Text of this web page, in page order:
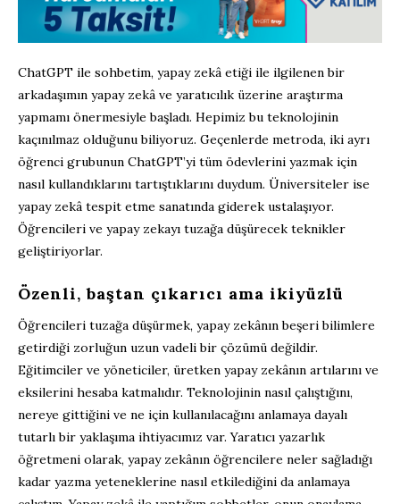
ChatGPT ile sohbetim, yapay zekâ etiği ile ilgilenen bir
arkadaşımın yapay zekâ ve yaratıcılık üzerine araştırma
yapmamı önermesiyle başladı. Hepimiz bu teknolojinin
kaçınılmaz olduğunu biliyoruz. Geçenlerde metroda, iki ayrı
öğrenci grubunun ChatGPT’yi tüm ödevlerini yazmak için
nasıl kullandıklarını tartıştıklarını duydum. Üniversiteler ise
yapay zekâ tespit etme sanatında giderek ustalaşıyor.
Öğrencileri ve yapay zekayı tuzağa düşürecek teknikler
geliştiriyorlar.
Özenli, baştan çıkarıcı ama ikiyüzlü
Öğrencileri tuzağa düşürmek, yapay zekânın beşeri bilimlere
getirdiği zorluğun uzun vadeli bir çözümü değildir.
Eğitimciler ve yöneticiler, üretken yapay zekânın artılarını ve
eksilerini hesaba katmalıdır. Teknolojinin nasıl çalıştığını,
nereye gittiğini ve ne için kullanılacağını anlamaya dayalı
tutarlı bir yaklaşıma ihtiyacımız var. Yaratıcı yazarlık
öğretmeni olarak, yapay zekânın öğrencilere neler sağladığı
kadar yazma yeteneklerine nasıl etkilediğini da anlamaya